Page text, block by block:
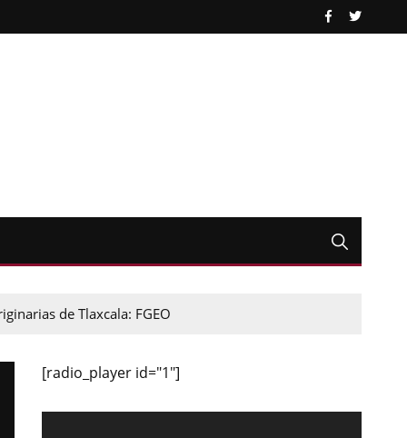
de Tlaxcala: FGEO
[radio_player id="1"]